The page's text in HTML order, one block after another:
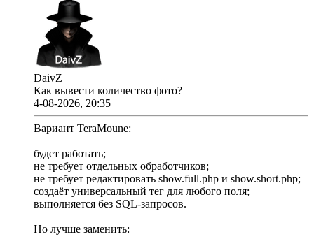
DaivZ
Как вывести количество фото?
4-08-2026, 20:35
Вариант TeraMoune:
будет работать;
не требует отдельных обработчиков;
не требует редактировать show.full.php и show.short.php;
создаёт универсальный тег для любого поля;
выполняется без SQL-запросов.
Но лучше заменить: